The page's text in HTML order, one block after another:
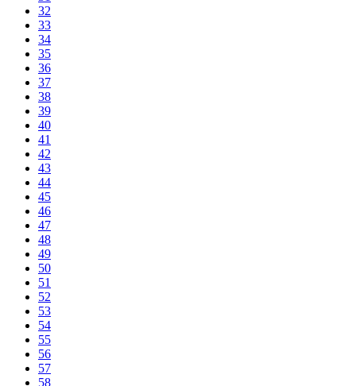
32
33
34
35
36
37
38
39
40
41
42
43
44
45
46
47
48
49
50
51
52
53
54
55
56
57
58